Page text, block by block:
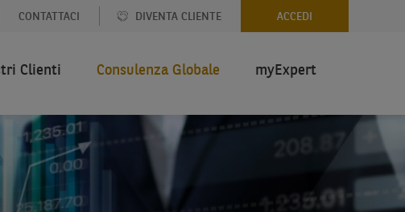
ACCEDI
DIVENTA CLIENTE
CONTATTACI
Clienti Consulenza Globale myExpert